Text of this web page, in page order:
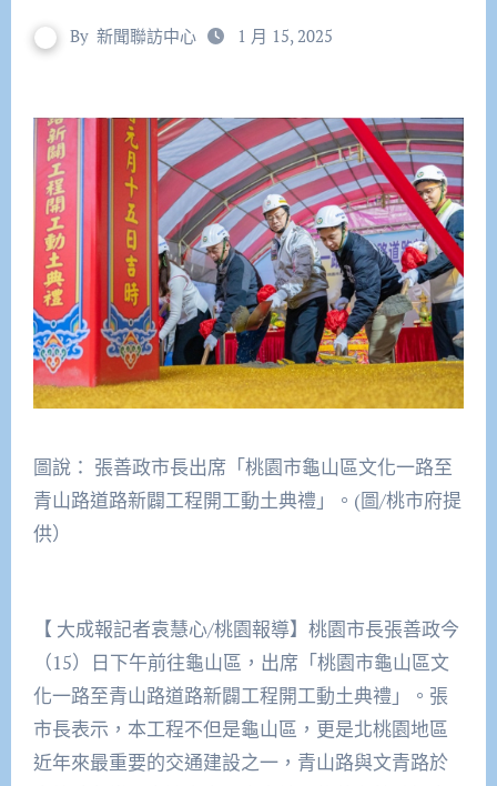
By 新聞聯訪中心 1 月 15, 2025
圖說： 張善政市長出席「桃園市龜山區文化一路至
青山路道路新闢工程開工動土典禮」。(圖/桃市府提
供）
【 大成報記者袁慧心/桃園報導】桃園市長張善政今
（15）日下午前往龜山區，出席「桃園市龜山區文
化一路至青山路道路新闢工程開工動土典禮」。張
市長表示，本工程不但是龜山區，更是北桃園地區
近年來最重要的交通建設之一，青山路與文青路於